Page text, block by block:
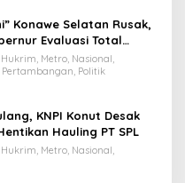
Konawe Selatan Rusak,
Evaluasi Total
Metro, Nasional,
Pertambangan, Politik
KNPI Konut Desak
Hauling PT SPL
Metro, Nasional,